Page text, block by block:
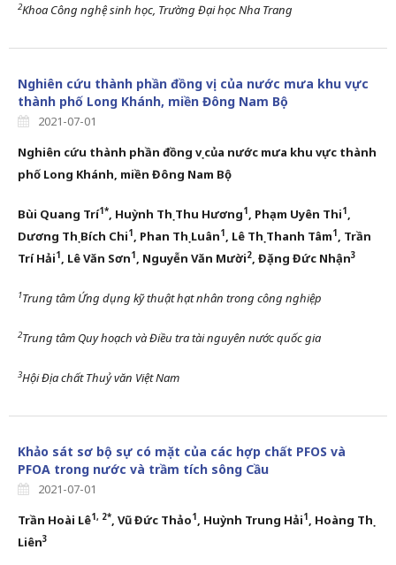
2Khoa Công nghệ sinh học, Trường Đại học Nha Trang
Nghiên cứu thành phần đồng vị của nước mưa khu vực
thành phố Long Khánh, miền Đông Nam Bộ
2021-07-01
Nghiên cứu thành phần đồng vị của nước mưa khu vực thành
phố Long Khánh, miền Đông Nam Bộ
Bùi Quang Trí1*, Huỳnh Thị Thu Hương1 , Phạm Uyên Thi1 ,
Dương Thị Bích Chi1 , Phan Thị Luân1 , Lê Thị Thanh Tâm1 , Trần
Trí Hải1 , Lê Văn Sơn1 , Nguyễn Văn Mười2, Đặng Đức Nhận3
1Trung tâm Ứng dụng kỹ thuật hạt nhân trong công nghiệp
2Trung tâm Quy hoạch và Điều tra tài nguyên nước quốc gia
3Hội Địa chất Thuỷ văn Việt Nam
Khảo sát sơ bộ sự có mặt của các hợp chất PFOS và
PFOA trong nước và trầm tích sông Cầu
2021-07-01
Trần Hoài Lê1, 2*, Vũ Đức Thảo1 , Huỳnh Trung Hải1 , Hoàng Thị
Liên3